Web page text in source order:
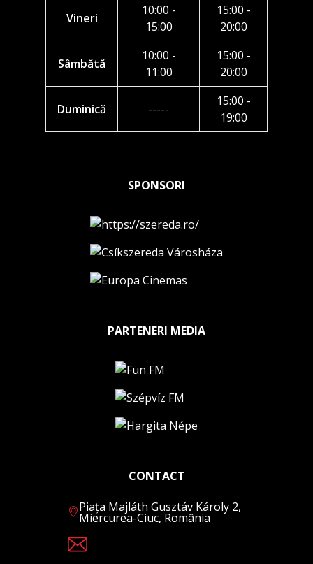
Vineri
10:00 -
15:00
15:00 -
20:00
Sâmbătă
10:00 -
11:00
15:00 -
20:00
Duminică -----
15:00 -
19:00
SPONSORI
PARTENERI MEDIA
CONTACT
Piața Majláth Gusztáv Károly 2,
Miercurea-Ciuc, România